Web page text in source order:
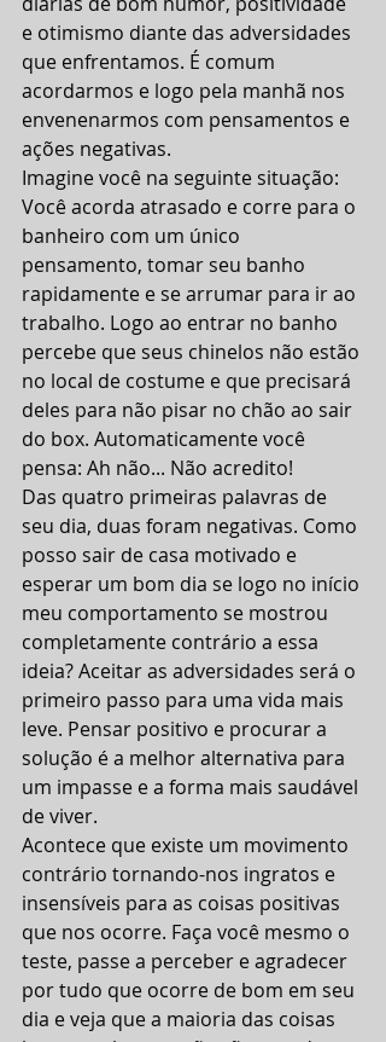
e otimismo diante das adversidades
que enfrentamos. É comum
acordarmos e logo pela manhã nos
envenenarmos com pensamentos e
ações negativas.
Imagine você na seguinte situação:
Você acorda atrasado e corre para o
banheiro com um único
pensamento, tomar seu banho
rapidamente e se arrumar para ir ao
trabalho. Logo ao entrar no banho
percebe que seus chinelos não estão
no local de costume e que precisará
deles para não pisar no chão ao sair
do box. Automaticamente você
pensa: Ah não... Não acredito!
Das quatro primeiras palavras de
seu dia, duas foram negativas. Como
posso sair de casa motivado e
esperar um bom dia se logo no início
meu comportamento se mostrou
completamente contrário a essa
ideia? Aceitar as adversidades será o
primeiro passo para uma vida mais
leve. Pensar positivo e procurar a
solução é a melhor alternativa para
um impasse e a forma mais saudável
de viver.
Acontece que existe um movimento
contrário tornando-nos ingratos e
insensíveis para as coisas positivas
que nos ocorre. Faça você mesmo o
teste, passe a perceber e agradecer
por tudo que ocorre de bom em seu
dia e veja que a maioria das coisas